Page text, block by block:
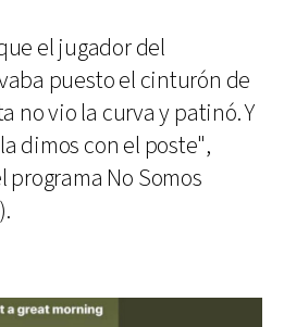
el jugador del
puesto el cinturón de
no vio la curva y patinó. Y
dimos con el poste",
programa No Somos